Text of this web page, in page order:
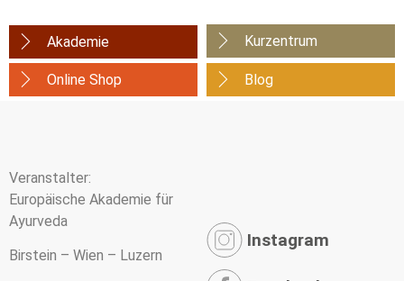
Akademie Kurzentrum
Online Shop Blog
Veranstalter:
Europäische Akademie für
Ayurveda
Birstein – Wien – Luzern
Instagram